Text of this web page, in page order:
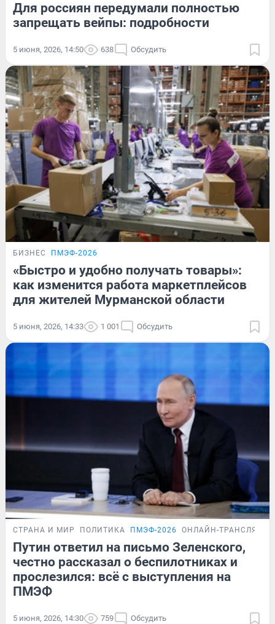
Для россиян передумали полностью
запрещать вейпы: подробности
5 июня, 2026, 14:50 638 Обсудить
БИЗНЕС ПМЭФ-2026
«Быстро и удобно получать товары»:
как изменится работа маркетплейсов
для жителей Мурманской области
5 июня, 2026, 14:33 1 001 Обсудить
СТРАНА И МИР ПОЛИТИКА ПМЭФ-2026 ОНЛАЙН-ТРАНСЛЯЦИЯ
Путин ответил на письмо Зеленского,
честно рассказал о беспилотниках и
прослезился: всё с выступления на
ПМЭФ
5 июня, 2026, 14:30 759 Обсудить